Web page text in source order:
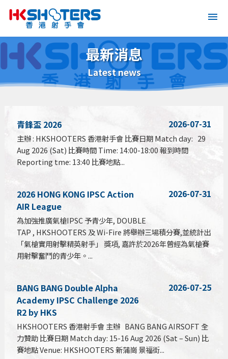
最新消息
Latest news
青鋒盃 2026 2026-07-31
主辦 : HKSHOOTERS 香港射手會 比賽日期 Match day: 29
Aug 2026 (Sat) 比賽時間 Time: 14:00-18:00 報到時間
Reporting tme: 13:40 比賽地點...
2026 HONG KONG IPSC Action
AIR League
2026-07-31
為加強推廣氣槍IPSC 予青少年, DOUBLE
TAP , HKSHOOTERS 及 Wi-Fire 將舉辦三場積分賽,並統計出
「氣槍實用射擊精英射手」 獎項, 嘉許於2026年曾經為氣槍賽
用射擊奮鬥的青少年。...
BANG BANG Double Alpha
Academy IPSC Challenge 2026
R2 by HKS
2026-07-25
HKSHOOTERS 香港射手會 主辦 BANG BANG AIRSOFT 全
力贊助 比賽日期 Match day: 15-16 Aug 2026 (Sat – Sun) 比
賽地點 Venue: HKSHOOTERS 新蒲崗 景福街...